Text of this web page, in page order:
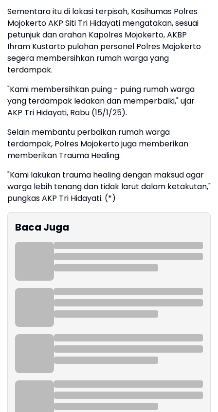
Sementara itu di lokasi terpisah, Kasihumas Polres
Mojokerto AKP Siti Tri Hidayati mengatakan, sesuai
petunjuk dan arahan Kapolres Mojokerto, AKBP
Ihram Kustarto pulahan personel Polres Mojokerto
segera membersihkan rumah warga yang
terdampak.
"Kami membersihkan puing - puing rumah warga
yang terdampak ledakan dan memperbaiki," ujar
AKP Tri Hidayati, Rabu (15/1/25).
Selain membantu perbaikan rumah warga
terdampak, Polres Mojokerto juga memberikan
memberikan Trauma Healing.
"Kami lakukan trauma healing dengan maksud agar
warga lebih tenang dan tidak larut dalam ketakutan,"
pungkas AKP Tri Hidayati. (*)
Baca Juga